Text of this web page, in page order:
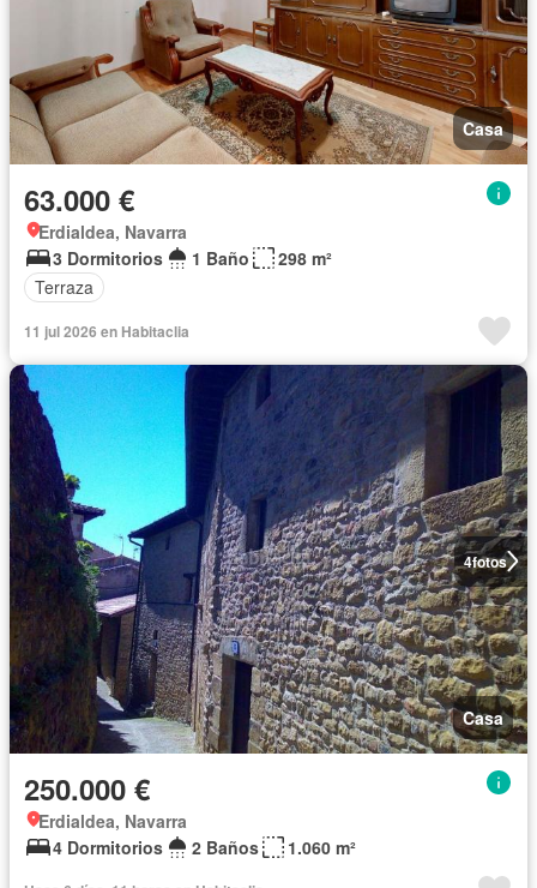
Casa
63.000 €
Erdialdea, Navarra
3 Dormitorios
1 Baño
298 m²
Terraza
11 jul 2026 en Habitaclia
4fotos
Casa
250.000 €
Erdialdea, Navarra
4 Dormitorios
2 Baños 1.060 m²